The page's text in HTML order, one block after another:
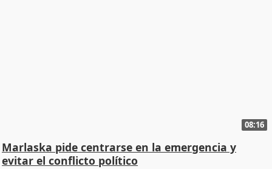
08:16
Marlaska pide centrarse en la emergencia y
evitar el conflicto político